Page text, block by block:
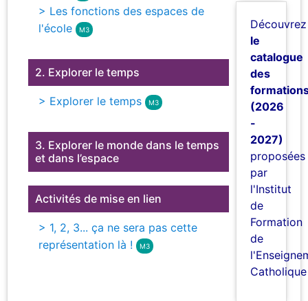
> Les fonctions des espaces de
l'école
M3
2. Explorer le temps
> Explorer le temps M3
3. Explorer le monde dans le temps
et dans l’espace
Activités de mise en lien
> 1, 2, 3... ça ne sera pas cette
représentation là !
M3
Découvrez
le
catalogue
des
(2026
-
2027)
proposées
par
l'Institut
de
Formation
de
Catholique